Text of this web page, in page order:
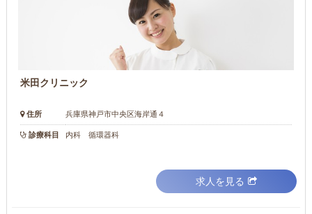
米田クリニック
住所 兵庫県神戸市中央区海岸通４
診療科目 内科 循環器科
求人を見る